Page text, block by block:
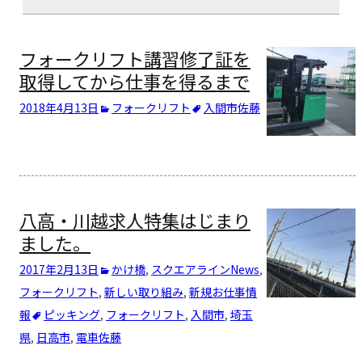
フォークリフト講習修了証を
取得してから仕事を得るまで
2018年4月13日 フォークリフト 入間市佐藤
八高・川越求人特集はじまり
ました。
2017年2月13日 かけ橋, スクエアラインNews,
フォークリフト, 新しい取り組み, 新規お仕事情
報
ピッキング, フォークリフト, 入間市, 埼玉
県, 日高市, 電車佐藤